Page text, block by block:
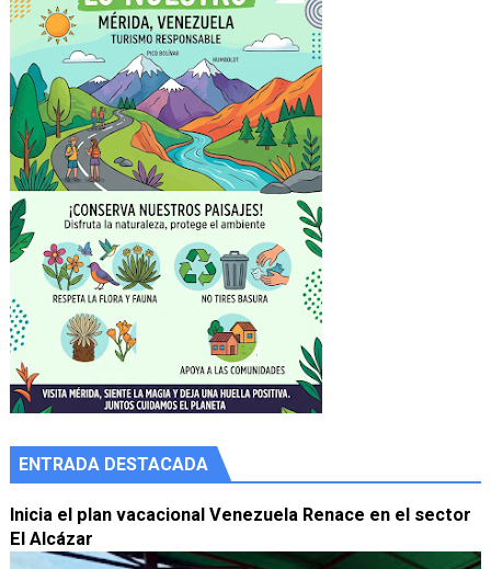
ENTRADA DESTACADA
Inicia el plan vacacional Venezuela Renace en el sector
El Alcázar